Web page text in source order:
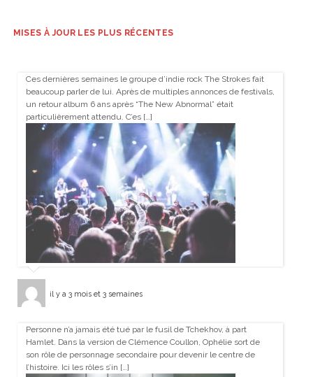
MISES À JOUR LES PLUS RÉCENTES
Ces dernières semaines le groupe d’indie rock The Strokes fait
beaucoup parler de lui. Après de multiples annonces de festivals,
un retour album 6 ans après “The New Abnormal” était
particulièrement attendu. C’es […]
il y a 3 mois et 3 semaines
Personne n’a jamais été tué par le fusil de Tchekhov, à part
Hamlet. Dans la version de Clémence Coullon, Ophélie sort de
son rôle de personnage secondaire pour devenir le centre de
l’histoire. Ici les rôles s’in […]